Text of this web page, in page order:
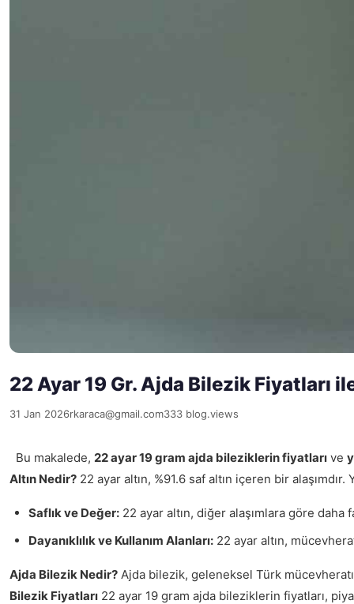
22 Ayar 19 Gr. Ajda Bilezik Fiyatları ile
31 Jan 2026rkaraca@gmail.com333 blog.views
Bu makalede, 22 ayar 19 gram ajda bileziklerin fiyatları ve
Altın Nedir? 22 ayar altın, %91.6 saf altın içeren bir
Saflık ve Değer: 22 ayar altın, diğer alaşımlara göre
Dayanıklılık ve Kullanım Alanları: 22 ayar altın,
Ajda Bilezik Nedir? Ajda bilezik, geleneksel Türk
Bilezik Fiyatları 22 ayar 19 gram ajda bileziklerin fiyatları,